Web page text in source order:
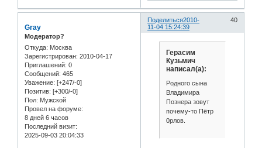
Поделиться 40
2010-
11-04 15:24:39
Gray
Модератор?
Откуда: Москва
Зарегистрирован: 2010-04-17
Приглашений: 0
Сообщений: 465
Уважение: [+247/-0]
Позитив: [+300/-0]
Пол: Мужской
Провел на форуме:
8 дней 6 часов
Последний визит:
2025-09-03 20:04:33
Герасим
Кузьмич
написал(а):
Родного сына
Владимира
Познера зовут
почему-то Пётр
0рлов.